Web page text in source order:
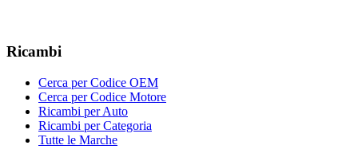
Ricambi
Cerca per Codice OEM
Cerca per Codice Motore
Ricambi per Auto
Ricambi per Categoria
Tutte le Marche